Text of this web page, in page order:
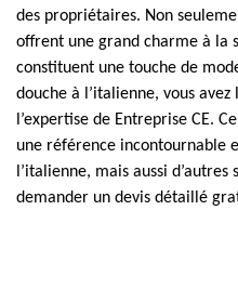
des propriétaires. Non
offrent une grand charme à la
constituent une touche de
douche à l’italienne, vous
l’expertise de Entreprise CE.
une référence incontournable
l’italienne, mais aussi
demander un devis détaillé